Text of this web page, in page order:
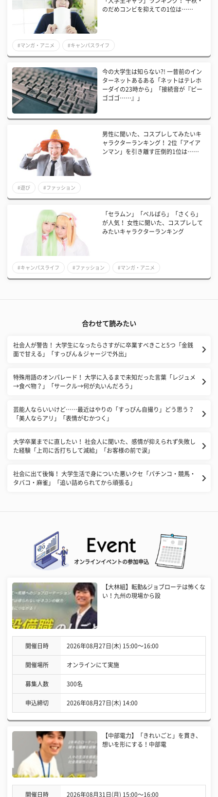
のだめコンビを抑えての1位は……
#マンガ・アニメ #キャンパスライフ
今の大学生は知らない?! 一昔前のイン
ターネットあるある「ネットはテレホ
ーダイの23時から」「接続音が『ピー
ゴゴゴ……』」
男性に聞いた、コスプレしてみたいキ
ャラクターランキング！ 2位「アイア
ンマン」を引き離す圧倒的1位は……
#遊び #ファッション
「セラムン」「ベルばら」「さくら」
が人気！ 女性に聞いた、コスプレして
みたいキャラクターランキング
#キャンパスライフ #ファッション #マンガ・アニメ
合わせて読みたい
社会人が警告！ 大学生になったらさすがに卒業すべきこと5つ「金銭
面で甘える」「すっぴん＆ジャージで外出」
特殊用語のオンパレード！ 大学に入るまで未知だった言葉「レジュメ
→食べ物？」「サークル→何が丸いんだろう」
芸能人ならいいけど……最近はやりの「すっぴん自撮り」どう思う？
「美人ならアリ」「表情がむかつく」
大学卒業までに直したい！ 社会人に聞いた、感情が抑えられず失敗し
た経験「上司に舌打ちして減給」「お客様の前で涙」
社会に出て後悔！ 大学生活で身についた悪いクセ「パチンコ・競馬・
タバコ・麻雀」「追い詰められてから頑張る」
オンラインイベントの参加申込
【大林組】転勤&ジョブローテは怖くな
い！九州の現場から設
開催日時 2026年08月27日(木) 15:00〜16:00
開催場所 オンラインにて実施
募集人数 300名
申込締切 2026年08月27日(木) 14:00
【中部電力】「きれいごと」を貫き、
想いを形にする！中部電
開催日時 2026年08月31日(月) 15:00〜16:00